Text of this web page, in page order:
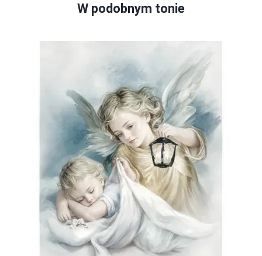
W podobnym tonie